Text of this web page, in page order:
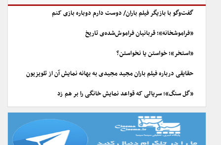
گفت‌وگو با بازیگر فیلم باران/ دوست دارم دوباره بازی کنم
«فراموشخانه»؛ قربانیان فراموش‌شده‌ی تاریخ
«استخر»؛ خواستن یا نخواستن؟
حقایقی درباره فیلم باران مجید مجیدی به بهانه نمایش آن از تلویزیون
«گل سنگ»؛ سریالی که قواعد نمایش خانگی را بر هم زد